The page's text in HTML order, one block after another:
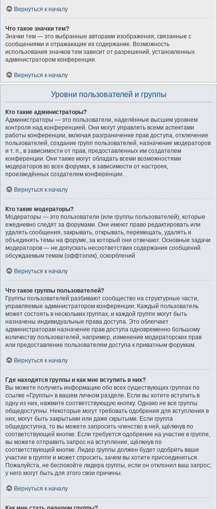
Вернуться к началу
Что такое значки тем?
Значки тем — это выбранные авторами изображения, связанные с
сообщениями и отражающие их содержание. Возможность
использования значков тем зависит от разрешений, установленных
администратором конференции.
Вернуться к началу
Уровни пользователей и группы
Кто такие администраторы?
Администраторы — это пользователи, наделённые высшим уровнем
контроля над конференцией. Они могут управлять всеми аспектами
работы конференции, включая разграничение прав доступа, отключение
пользователей, создание групп пользователей, назначение модераторов
и т. п., в зависимости от прав, предоставленных им создателем
конференции. Они также могут обладать всеми возможностями
модераторов во всех форумах, в зависимости от настроек,
произведённых создателем конференции.
Вернуться к началу
Кто такие модераторы?
Модераторы — это пользователи (или группы пользователей), которые
ежедневно следят за форумами. Они имеют право редактировать или
удалять сообщения, закрывать, открывать, перемещать, удалять и
объединять темы на форуме, за который они отвечают. Основные задачи
модераторов — не допускать несоответствия содержания сообщений
обсуждаемым темам (оффтопик), оскорблений.
Вернуться к началу
Что такое группы пользователей?
Группы пользователей разбивают сообщество на структурные части,
управляемые администратором конференции. Каждый пользователь
может состоять в нескольких группах, и каждой группе могут быть
назначены индивидуальные права доступа. Это облегчает
администраторам назначение прав доступа одновременно большому
количеству пользователей, например, изменение модераторских прав
или предоставление пользователям доступа к приватным форумам.
Вернуться к началу
Где находятся группы и как мне вступить в них?
Вы можете получить информацию обо всех существующих группах по
ссылке «Группы» в вашем личном разделе. Если вы хотите вступить в
одну из них, нажмите соответствующую кнопку. Однако не все группы
общедоступны. Некоторые могут требовать одобрения для вступления в
них, могут быть закрытыми или даже скрытыми. Если группа
общедоступна, то вы можете запросить членство в ней, щёлкнув по
соответствующей кнопке. Если требуется одобрение на участие в группе,
вы можете отправить запрос на вступление, щёлкнув по
соответствующей кнопке. Лидер группы должен будет одобрить ваше
участие в группе и может спросить, зачем вы хотите присоединиться.
Пожалуйста, не беспокойте лидера группы, если он отклонил ваш запрос;
у него могут быть для этого свои причины.
Вернуться к началу